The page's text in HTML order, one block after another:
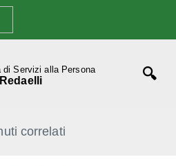
di Servizi alla Persona
correlati